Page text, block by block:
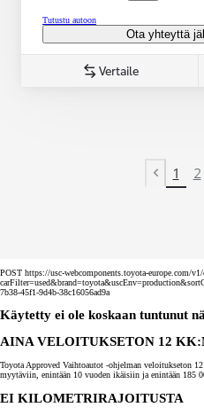
Tutustu autoon
Ota yhteyttä
Vertaile
1 2
POST https://usc-webcomponents.toyota-europe.com/
7b38-45f1-9d4b-38c16056ad9a
Käytetty ei ole koskaan tuntunut
AINA VELOITUKSETON 12
Toyota Approved Vaihtoautot -ohjelman veloitukseton
myytäviin, enintään 10 vuoden ikäisiin ja enintään 185
EI KILOMETRIRAJOITUSTA